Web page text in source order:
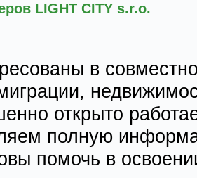
LIGHT CITY s.r.o.
в
открыто
полную
помочь в